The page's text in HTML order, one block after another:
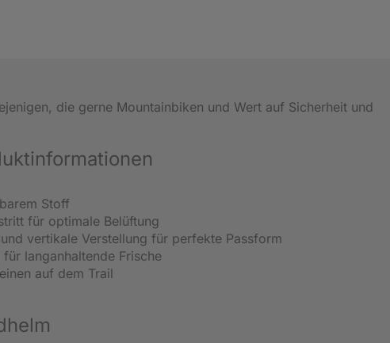
die gerne Mountainbiken und Wert auf Sicherheit und
Stoff
für optimale Belüftung
vertikale Verstellung für perfekte Passform
langanhaltende Frische
auf dem Trail